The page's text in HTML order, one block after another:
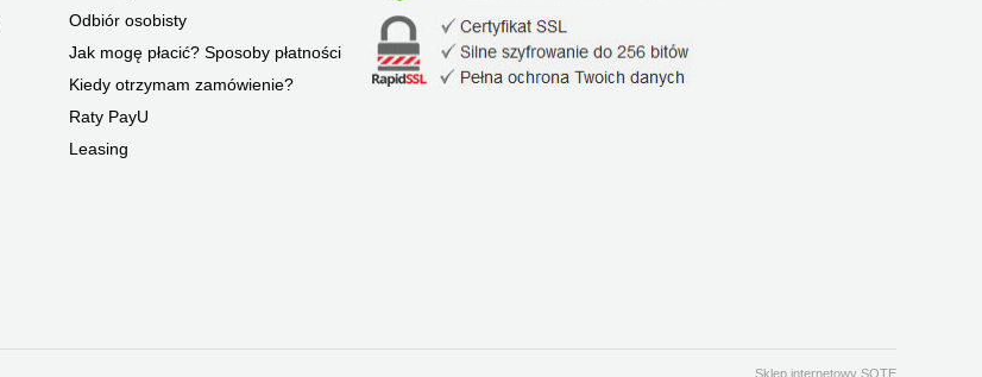
Odbiór osobisty
Jak mogę płacić? Sposoby płatności
Kiedy otrzymam zamówienie?
Raty PayU
Leasing
Sklep internetowy SOTE